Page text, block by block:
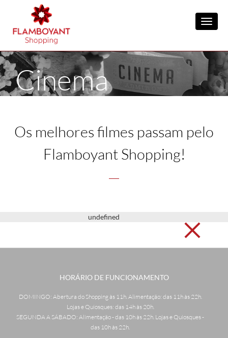
Cinema
Os melhores filmes passam pelo
Flamboyant Shopping!
undefined
HORÁRIO DE FUNCIONAMENTO
DOMINGO: Abertura do Shopping às 11h. Alimentação: das 11h às 22h.
Lojas e Quiosques: das 14h às 20h.
SEGUNDA A SÁBADO: Alimentação - das 10h às 22h. Lojas e Quiosques -
das 10h às 22h.